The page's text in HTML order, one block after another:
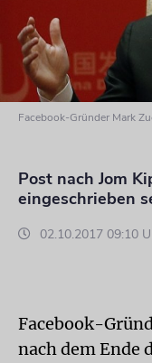
Facebook-Gründer Mark
Post nach Jom
eingeschrieben
02.10.2017 09:10
Facebook-
nach dem Ende